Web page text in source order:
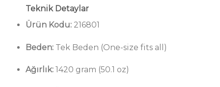
Teknik Detaylar
Ürün Kodu:216801
Beden:Tek Beden (One-size fits all)
Ağırlık:1420 gram (50.1 oz)